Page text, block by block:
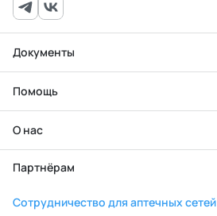
Документы
Помощь
О нас
Партнёрам
Сотрудничество для аптечных сетей